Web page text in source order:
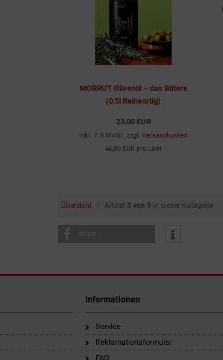
MORRUT Olivenöl – das Bittere
(0,5l Reinsortig)
23,00 EUR
inkl. 7 % MwSt. zzgl. Versandkosten
46,00 EUR pro Liter
Übersicht | Artikel 3 von 9 in dieser Kategorie
teilen
Informationen
Service
Reklamationsformular
FAQ